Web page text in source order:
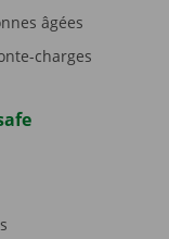
âgées
charges